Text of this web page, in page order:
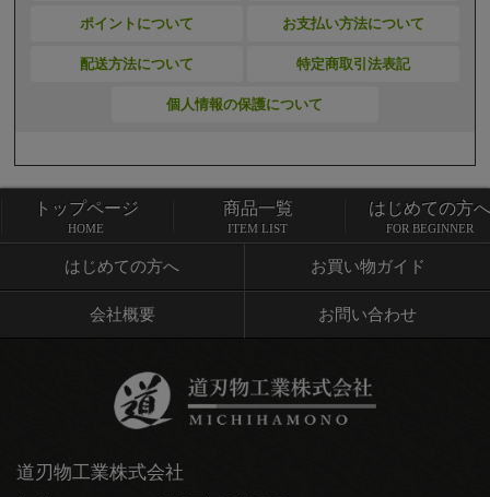
ポイントについて お支払い方法について
配送方法について 特定商取引法表記
個人情報の保護について
トップページ 商品一覧
はじめての方へ お買い物ガイド
会社概要 お問い合わせ
トップページ
HOME
商品一覧
ITEM LIST
はじめての方へ
FOR BEGINNER
道刃物工業株式会社